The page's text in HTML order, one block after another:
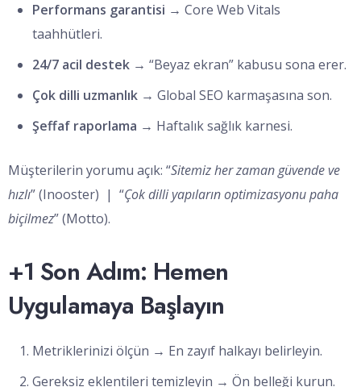
Performans garantisi → Core Web Vitals
taahhütleri.
24/7 acil destek → “Beyaz ekran” kabusu sona erer.
Çok dilli uzmanlık → Global SEO karmaşasına son.
Şeffaf raporlama → Haftalık sağlık karnesi.
Müşterilerin yorumu açık: “Sitemiz her zaman güvende ve
hızlı” (Inooster) | “Çok dilli yapıların optimizasyonu paha
biçilmez” (Motto).
+1 Son Adım: Hemen
Uygulamaya Başlayın
Metriklerinizi ölçün → En zayıf halkayı belirleyin.
Gereksiz eklentileri temizleyin → Ön belleği kurun.